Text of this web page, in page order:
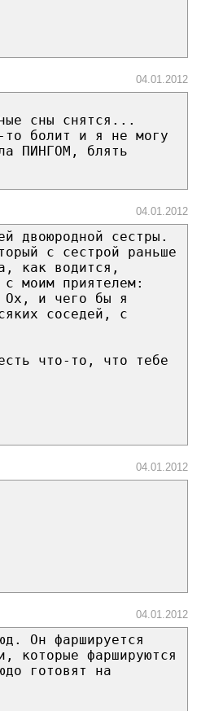
04.01.2012
сны снятся...
то болит и я не могу
ПИНГОМ, блять
04.01.2012
двоюродной сестры.
с сестрой раньше
как водится,
моим приятелем:
Ох, и чего бы я
соседей, с
что-то, что тебе
04.01.2012
04.01.2012
Он фаршируется
которые фаршируются
готовят на